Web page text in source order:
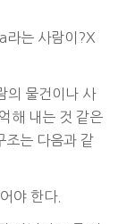
라는 사람이?X
의 물건이나 사
해 내는 것 같은
조는 다음과 같
야 한다.